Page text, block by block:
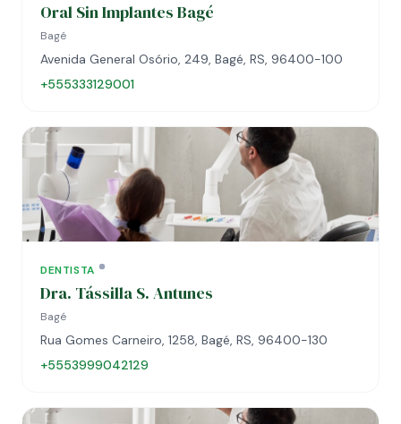
Oral Sin Implantes Bagé
Bagé
Avenida General Osório, 249, Bagé, RS, 96400-100
+555333129001
DENTISTA
Dra. Tássilla S. Antunes
Bagé
Rua Gomes Carneiro, 1258, Bagé, RS, 96400-130
+5553999042129